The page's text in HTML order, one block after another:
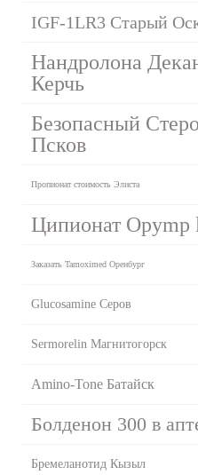
IGF-1LR3 Старый
Нандролона
Керчь
Безопасный
Псков
Пропионат стоимость Элиста
Ципионат Opymp
Заказать Tamoximed Оренбург
Glucosamine Серов
Sermorelin Магнитогорск
Amino-Tone Батайск
Болденон 300 в
Бремеланотид Кызыл